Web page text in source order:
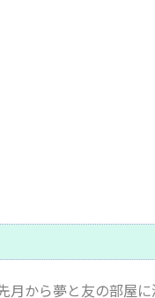
月から夢と友の部屋